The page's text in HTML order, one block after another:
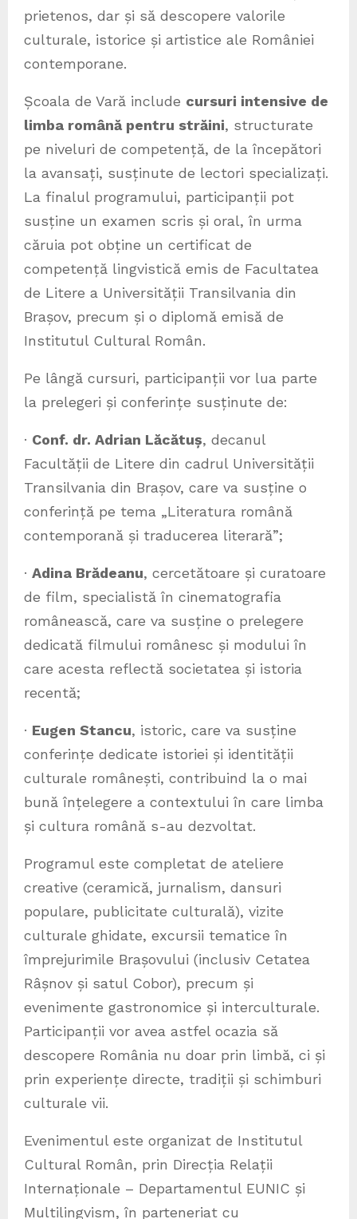
prietenos, dar și să descopere valorile
culturale, istorice și artistice ale României
contemporane.
Școala de Vară include cursuri intensive de
limba română pentru străini, structurate
pe niveluri de competență, de la începători
la avansați, susținute de lectori specializați.
La finalul programului, participanții pot
susține un examen scris și oral, în urma
căruia pot obține un certificat de
competență lingvistică emis de Facultatea
de Litere a Universității Transilvania din
Brașov, precum și o diplomă emisă de
Institutul Cultural Român.
Pe lângă cursuri, participanții vor lua parte
la prelegeri și conferințe susținute de:
· Conf. dr. Adrian Lăcătuș, decanul
Facultății de Litere din cadrul Universității
Transilvania din Brașov, care va susține o
conferință pe tema „Literatura română
contemporană și traducerea literară”;
· Adina Brădeanu, cercetătoare și curatoare
de film, specialistă în cinematografia
românească, care va susține o prelegere
dedicată filmului românesc și modului în
care acesta reflectă societatea și istoria
recentă;
· Eugen Stancu, istoric, care va susține
conferințe dedicate istoriei și identității
culturale românești, contribuind la o mai
bună înțelegere a contextului în care limba
și cultura română s-au dezvoltat.
Programul este completat de ateliere
creative (ceramică, jurnalism, dansuri
populare, publicitate culturală), vizite
culturale ghidate, excursii tematice în
împrejurimile Brașovului (inclusiv Cetatea
Râșnov și satul Cobor), precum și
evenimente gastronomice și interculturale.
Participanții vor avea astfel ocazia să
descopere România nu doar prin limbă, ci și
prin experiențe directe, tradiții și schimburi
culturale vii.
Evenimentul este organizat de Institutul
Cultural Român, prin Direcția Relații
Internaționale – Departamentul EUNIC și
Multilingvism, în parteneriat cu